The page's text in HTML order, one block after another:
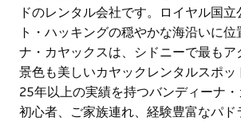
ドのレンタル会社です。ロイヤル国
ト・ハッキングの穏やかな海沿いに
ナ・カヤックスは、シドニーで最もア
景色も美しいカヤックレンタルスポッ
25年以上の実績を持つバンディーナ・
初心者、ご家族連れ、経験豊富なパド